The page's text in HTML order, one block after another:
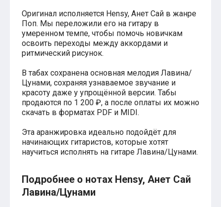
Пираты Карибского моря
Сумерки
Величайший шоумен
Звездные войны
Ла ла Ленд
Ромео и Джульетта (1968)
Бумер
Аладдин (2019)
Король лев (2019)
Брат-2
Властелин колец: Братство Кольца
Классическая музыка
Времена года - Вивальди
Времена года - Чайковский
Ноты для вальса
Из мультфильмов
Король лев
Оригинал исполняется Hensy, Анет Сай в жанре
Поп. Мы переложили его на гитару в
умеренном темпе, чтобы помочь новичкам
освоить переходы между аккордами и
ритмический рисунок.
В табах сохранена основная мелодия Лавина/
Цунами, сохраняя узнаваемое звучание и
красоту даже у упрощённой версии. Табы
продаются по 1 200 ₽, а после оплаты их можно
скачать в форматах PDF и MIDI.
Эта аранжировка идеально подойдёт для
начинающих гитаристов, которые хотят
научиться исполнять на гитаре Лавина/Цунами.
Подробнее о нотах Hensy, Анет Сай
Лавина/Цунами